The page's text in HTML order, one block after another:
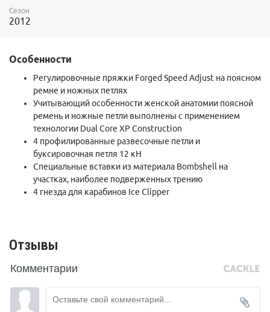
Сезон
2012
Особенности
Регулировочные пряжки Forged Speed Adjust на поясном
ремне и ножных петлях
Учитывающий особенности женской анатомии поясной
ремень и ножные петли выполнены с применением
технологии Dual Core XP Construction
4 профилированные развесочные петли и
буксировочная петля 12 кН
Специальные вставки из материала Bombshell на
участках, наиболее подверженных трению
4 гнезда для карабинов Ice Clipper
Отзывы
Комментарии